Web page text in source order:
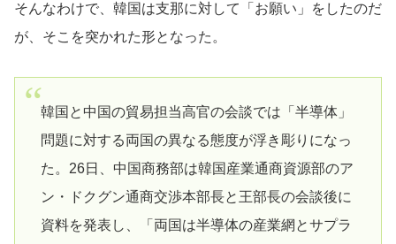
そんなわけで、韓国は支那に対して「お願い」をしたのだ
が、そこを突かれた形となった。
韓国と中国の貿易担当高官の会談では「半導体」
問題に対する両国の異なる態度が浮き彫りになっ
た。26日、中国商務部は韓国産業通商資源部のア
ン・ドクグン通商交渉本部長と王部長の会談後に
資料を発表し、「両国は半導体の産業網とサプラ